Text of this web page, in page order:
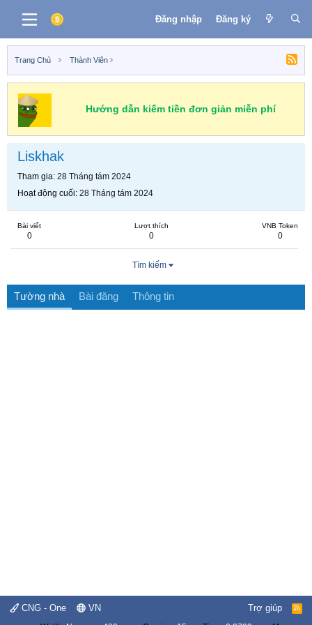
Đăng nhập Đăng ký
Trang Chủ Thành Viên
Hướng dẫn kiếm tiền đơn giản miễn phí
Liskhak
Tham gia 28 Tháng tám 2024
Hoạt động cuối 28 Tháng tám 2024
Bài viết
0
Lượt thích
0
VNB Token
0
Tìm kiếm
Tường nhà Bài đăng Thông tin
CNG - One VN Trợ giúp
R